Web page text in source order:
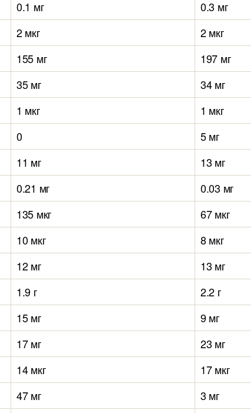
0.1 мг
0.3 мг
2 мкг
2 мкг
155 мг
197 мг
35 мг
34 мг
1 мкг
1 мкг
0
5 мг
11 мг
13 мг
0.21 мг
0.03 мг
135 мкг
67 мкг
10 мкг
8 мкг
12 мг
13 мг
1.9 г
2.2 г
15 мг
9 мг
17 мг
23 мг
14 мкг
17 мкг
47 мг
3 мг